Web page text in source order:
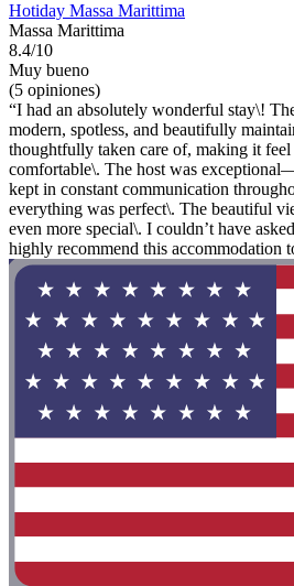
Hotiday Massa Marittima
Massa Marittima
8.4/10
Muy bueno
(5 opiniones)
“I had an absolutely wonderful stay\!
modern, spotless, and beautifully
thoughtfully taken care of, making it
comfortable\. The host was
kept in constant communication
everything was perfect\. The beautiful
even more special\. I couldn’t have
highly recommend this accommodation